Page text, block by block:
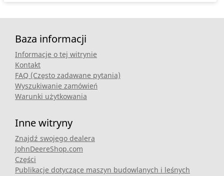
Baza informacji
Informacje o tej witrynie
Kontakt
FAQ (Często zadawane pytania)
Wyszukiwanie zamówień
Warunki użytkowania
Inne witryny
Znajdź swojego dealera
JohnDeereShop.com
Części
Publikacje dotyczące maszyn budowlanych i leśnych